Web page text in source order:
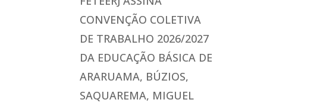
CONVENÇÃO COLETIVA
DE TRABALHO 2026/2027
DA EDUCAÇÃO BÁSICA DE
ARARUAMA, BÚZIOS,
SAQUAREMA, MIGUEL